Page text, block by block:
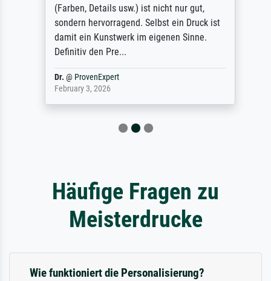
(Farben, Details usw.) ist nicht nur gut,
sondern hervorragend. Selbst ein Druck ist
damit ein Kunstwerk im eigenen Sinne.
Definitiv den Pre...
Dr.@ProvenExpert
February 3, 2026
Häufige Fragen zu
Meisterdrucke
Wie funktioniert die Personalisierung?